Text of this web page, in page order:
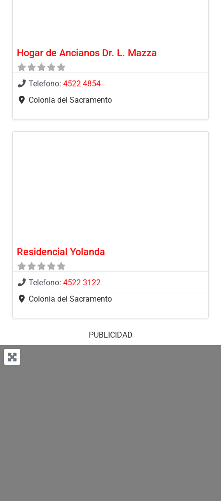
Hogar de Ancianos Dr. L. Mazza
Telefono: 4522 4854
Colonia del Sacramento
Residencial Yolanda
Telefono: 4522 3122
Colonia del Sacramento
PUBLICIDAD